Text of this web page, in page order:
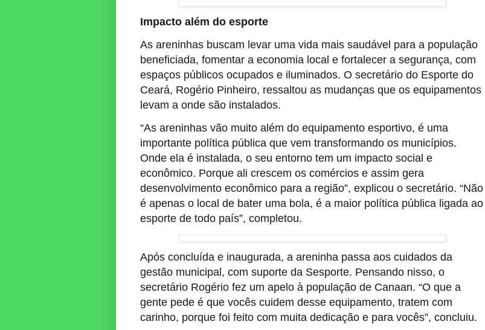
Impacto além do esporte
As areninhas buscam levar uma vida mais saudável para a população
beneficiada, fomentar a economia local e fortalecer a segurança, com
espaços públicos ocupados e iluminados. O secretário do Esporte do
Ceará, Rogério Pinheiro, ressaltou as mudanças que os equipamentos
levam a onde são instalados.
“As areninhas vão muito além do equipamento esportivo, é uma
importante política pública que vem transformando os municípios.
Onde ela é instalada, o seu entorno tem um impacto social e
econômico. Porque ali crescem os comércios e assim gera
desenvolvimento econômico para a região”, explicou o secretário. “Não
é apenas o local de bater uma bola, é a maior política pública ligada ao
esporte de todo país”, completou.
Após concluída e inaugurada, a areninha passa aos cuidados da
gestão municipal, com suporte da Sesporte. Pensando nisso, o
secretário Rogério fez um apelo à população de Canaan. “O que a
gente pede é que vocês cuidem desse equipamento, tratem com
carinho, porque foi feito com muita dedicação e para vocês”, concluiu.